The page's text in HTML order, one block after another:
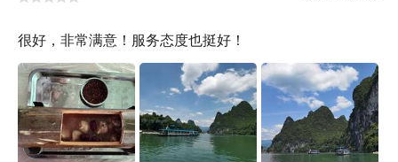
很好，非常满意！服务态度也挺好！